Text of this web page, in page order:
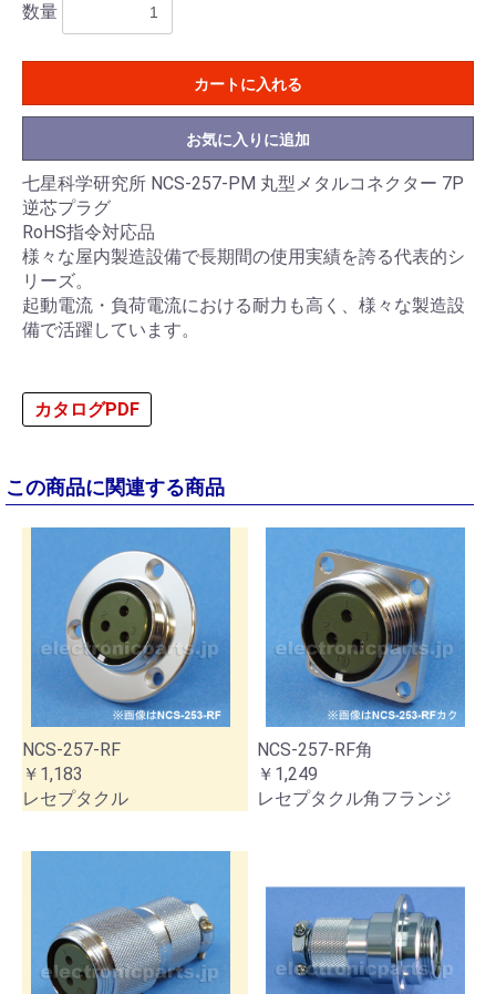
数量
カートに入れる
お気に入りに追加
七星科学研究所 NCS-257-PM 丸型メタルコネクター 7P
逆芯プラグ
RoHS指令対応品
様々な屋内製造設備で長期間の使用実績を誇る代表的シ
リーズ。
起動電流・負荷電流における耐力も高く、様々な製造設
備で活躍しています。
カタログPDF
この商品に関連する商品
NCS-257-RF
￥1,183
レセプタクル
NCS-257-RF角
￥1,249
レセプタクル角フランジ